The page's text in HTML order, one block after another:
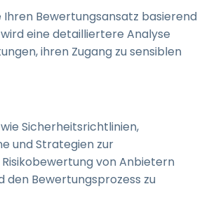
Bewertungsansatz basierend
eine detailliertere Analyse
ihren Zugang zu sensiblen
Sicherheitsrichtlinien,
und Strategien zur
von Anbietern
den Bewertungsprozess zu